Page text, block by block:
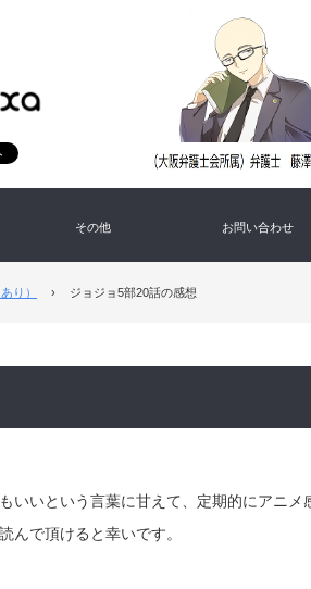
その他 お問い合わせ
り） › ジョジョ5部20話の感想
いいという言葉に甘えて、定期的にアニメ
んで頂けると幸いです。